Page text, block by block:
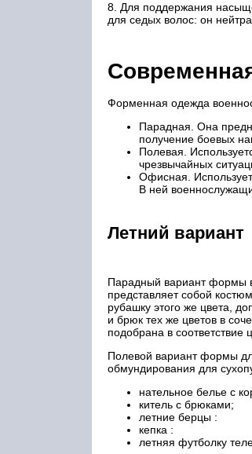
8. Для поддержания
для седых волос: он
Форменная одежда
Парадная. Она
получение боевых
Полевая.
чрезвычайных
Офисная.
В ней
Летний вариант
Парадный вариант формы
представляет собой
рубашку этого же цвета,
и брюк тех же цветов в
подобрана в соответствие
Полевой вариант формы
обмундирования для
нательное белье с
китель с брюками;
летние берцы :
кепка :
летняя футболку